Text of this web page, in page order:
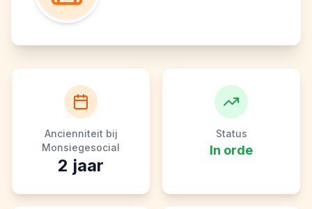
Ancienniteit bij
Monsiegesocial
2 jaar
Status
In orde